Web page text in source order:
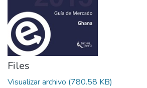
Files
Visualizar archivo (780.58 KB)